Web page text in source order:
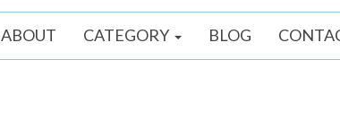
ABOUT CATEGORY BLOG